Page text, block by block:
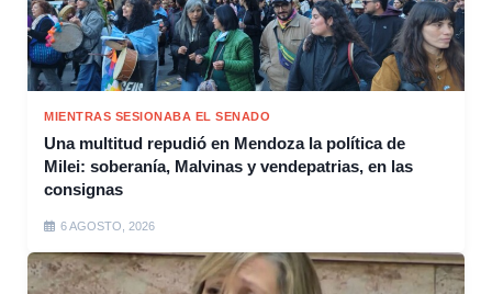
MIENTRAS SESIONABA EL SENADO
Una multitud repudió en Mendoza la política de
Milei: soberanía, Malvinas y vendepatrias, en las
consignas
6 AGOSTO, 2026